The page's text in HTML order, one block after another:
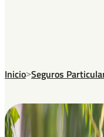
Inicio>Seguros